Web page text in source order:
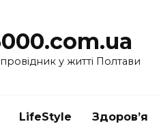
у житті Полтави
LifeStyle Здоров’я